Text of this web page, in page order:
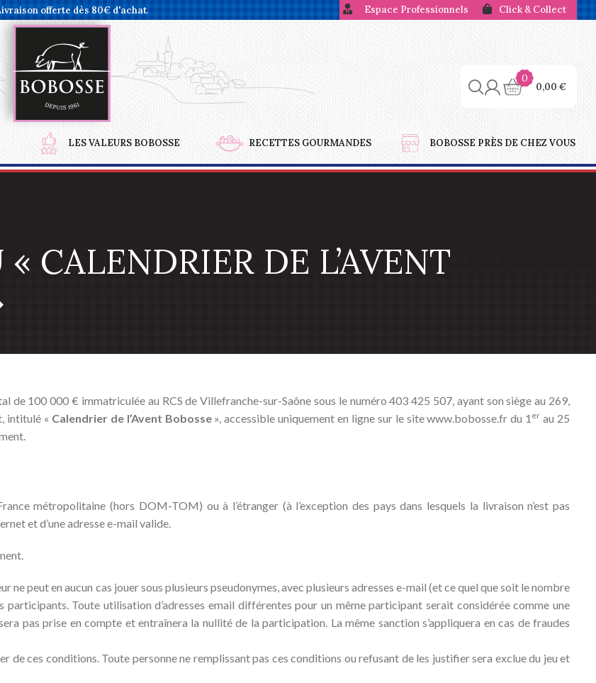
offerte dès 80€ d'achat. Espace Professionnels Click & Collect
0
0,00 €
LES VALEURS BOBOSSE RECETTES GOURMANDES BOBOSSE PRÈS DE CHEZ VOUS
CALENDRIER DE L’AVENT
de 100 000 € immatriculée au RCS de Villefranche-sur-Saône sous le numéro 403 425 507, ayant son siège au 269,
intitulé « Calendrier de l’Avent Bobosse », accessible uniquement en ligne sur le site www.bobosse.fr du 1 er au 25
métropolitaine (hors DOM-TOM) ou à l’étranger (à l’exception des pays dans lesquels la livraison n’est pas
et d’une adresse e-mail valide.
peut en aucun cas jouer sous plusieurs pseudonymes, avec plusieurs adresses e-mail (et ce quel que soit le nombre
participants. Toute utilisation d’adresses email différentes pour un même participant serait considérée comme une
pas prise en compte et entraînera la nullité de la participation. La même sanction s’appliquera en cas de fraudes
ces conditions. Toute personne ne remplissant pas ces conditions ou refusant de les justifier sera exclue du jeu et